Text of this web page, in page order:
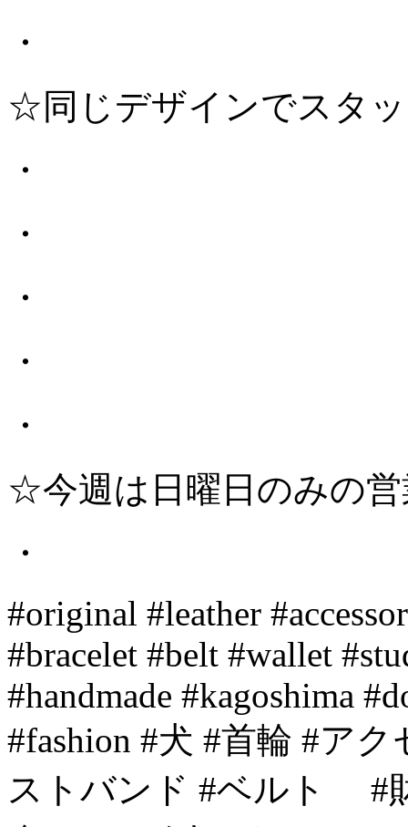
・
☆同じデザインでスタ
・
・
・
・
・
☆今週は日曜日のみの
・
#original #leather
#bracelet #belt #wallet
#handmade #kagoshima
#fashion #犬 #首輪 #ア
ストバンド #ベルト